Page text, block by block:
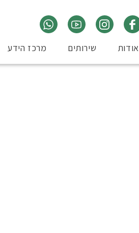
אודות שירותים מרכז הידע